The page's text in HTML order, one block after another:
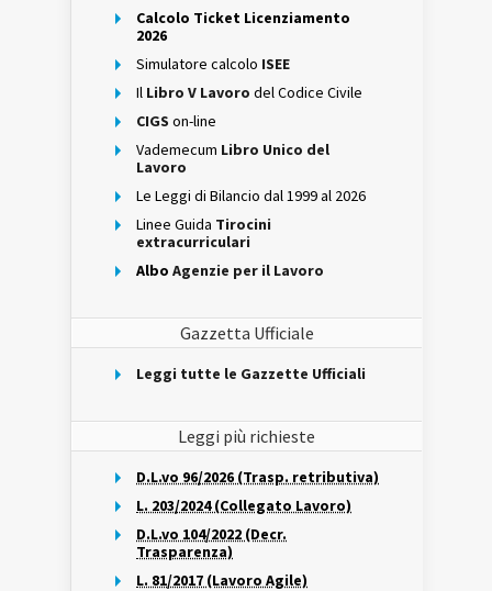
Calcolo Ticket Licenziamento
2026
Simulatore calcolo ISEE
Il Libro V Lavoro del Codice Civile
CIGS on-line
Vademecum Libro Unico del
Lavoro
Le Leggi di Bilancio dal 1999 al 2026
Linee Guida Tirocini
extracurriculari
Albo Agenzie per il Lavoro
Gazzetta Ufficiale
Leggi tutte le Gazzette Ufficiali
Leggi più richieste
D.L.vo 96/2026 (Trasp. retributiva)
L. 203/2024 (Collegato Lavoro)
D.L.vo 104/2022 (Decr.
Trasparenza)
L. 81/2017 (Lavoro Agile)